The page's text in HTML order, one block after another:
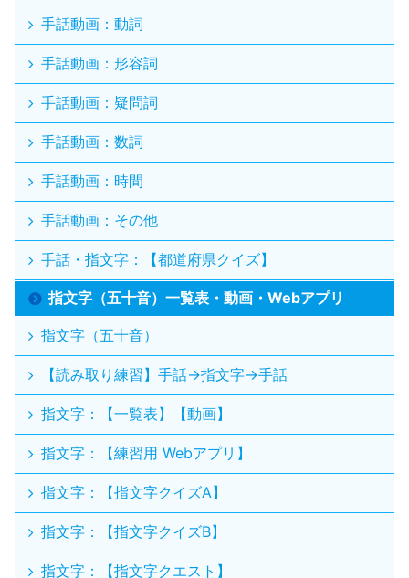
手話動画：動詞
手話動画：形容詞
手話動画：疑問詞
手話動画：数詞
手話動画：時間
手話動画：その他
手話・指文字：【都道府県クイズ】
指文字（五十音）一覧表・動画・Webアプリ
指文字（五十音）
【読み取り練習】手話→指文字→手話
指文字：【一覧表】【動画】
指文字：【練習用 Webアプリ】
指文字：【指文字クイズA】
指文字：【指文字クイズB】
指文字：【指文字クエスト】